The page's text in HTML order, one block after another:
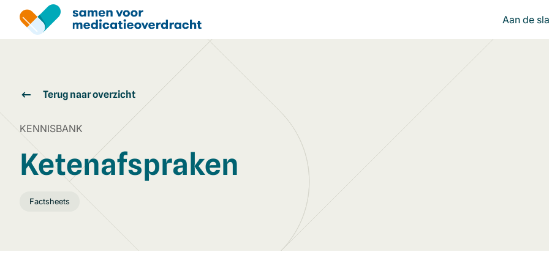
Overslaan
en
Aan de
Terug naar overzicht
KENNISBANK
Ketenafspraken
Factsheets